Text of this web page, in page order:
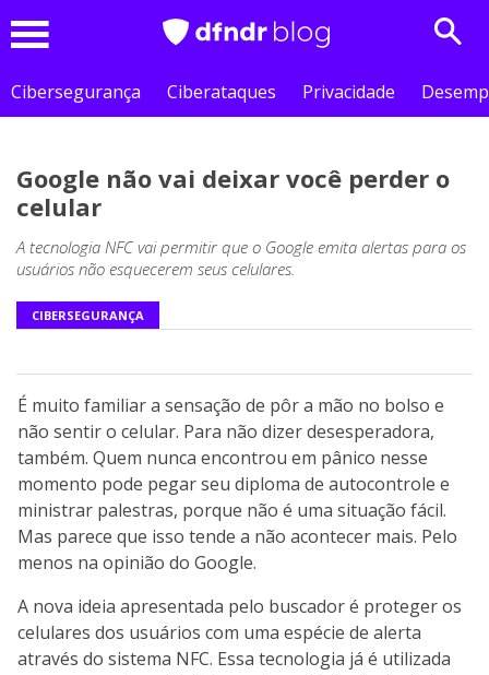
Cibersegurança
Ciberataques Privacidade
Google não vai deixar você perder o
celular
A tecnologia NFC vai permitir que o Google emita alertas para os
usuários não esquecerem seus celulares.
CIBERSEGURANÇA
É muito familiar a sensação de pôr a mão no bolso e
não sentir o celular. Para não dizer desesperadora,
também. Quem nunca encontrou em pânico nesse
momento pode pegar seu diploma de autocontrole e
ministrar palestras, porque não é uma situação fácil.
Mas parece que isso tende a não acontecer mais. Pelo
menos na opinião do Google.
A nova ideia apresentada pelo buscador é proteger os
celulares dos usuários com uma espécie de alerta
através do sistema NFC. Essa tecnologia já é utilizada